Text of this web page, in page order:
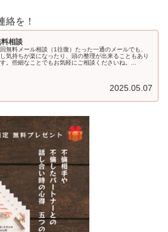
絡を！
料相談
無料メール相談（1往復）たった一通のメールでも、
気持ちが楽になったり、頭の整理が出来ることもあり
す。些細なことでもお気軽にご相談くださいね。...
2025.05.07